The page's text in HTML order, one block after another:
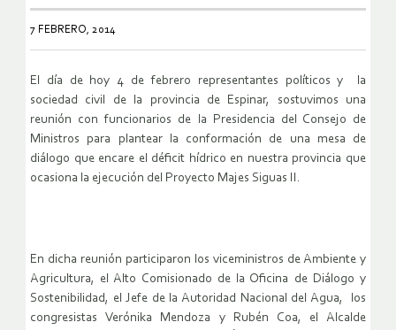
7 FEBRERO, 2014
El día de hoy 4 de febrero representantes políticos y la
sociedad civil de la provincia de Espinar, sostuvimos una
reunión con funcionarios de la Presidencia del Consejo de
Ministros para plantear la conformación de una mesa de
diálogo que encare el déficit hídrico en nuestra provincia que
ocasiona la ejecución del Proyecto Majes Siguas II.
En dicha reunión participaron los viceministros de Ambiente y
Agricultura, el Alto Comisionado de la Oficina de Diálogo y
Sostenibilidad, el Jefe de la Autoridad Nacional del Agua, los
congresistas Verónika Mendoza y Rubén Coa, el Alcalde